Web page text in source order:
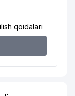
qoidalari